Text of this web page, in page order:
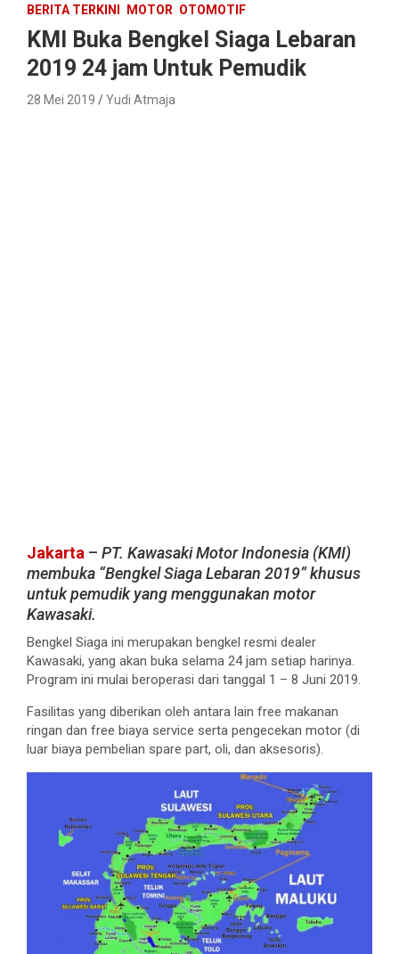
BERITA TERKINI MOTOR OTOMOTIF
KMI Buka Bengkel Siaga Lebaran
2019 24 jam Untuk Pemudik
28 Mei 2019 Yudi Atmaja
Jakarta – PT. Kawasaki Motor Indonesia (KMI)
membuka “Bengkel Siaga Lebaran 2019” khusus
untuk pemudik yang menggunakan motor
Kawasaki.
Bengkel Siaga ini merupakan bengkel resmi dealer
Kawasaki, yang akan buka selama 24 jam setiap harinya.
Program ini mulai beroperasi dari tanggal 1 – 8 Juni 2019.
Fasilitas yang diberikan oleh antara lain free makanan
ringan dan free biaya service serta pengecekan motor (di
luar biaya pembelian spare part, oli, dan aksesoris).